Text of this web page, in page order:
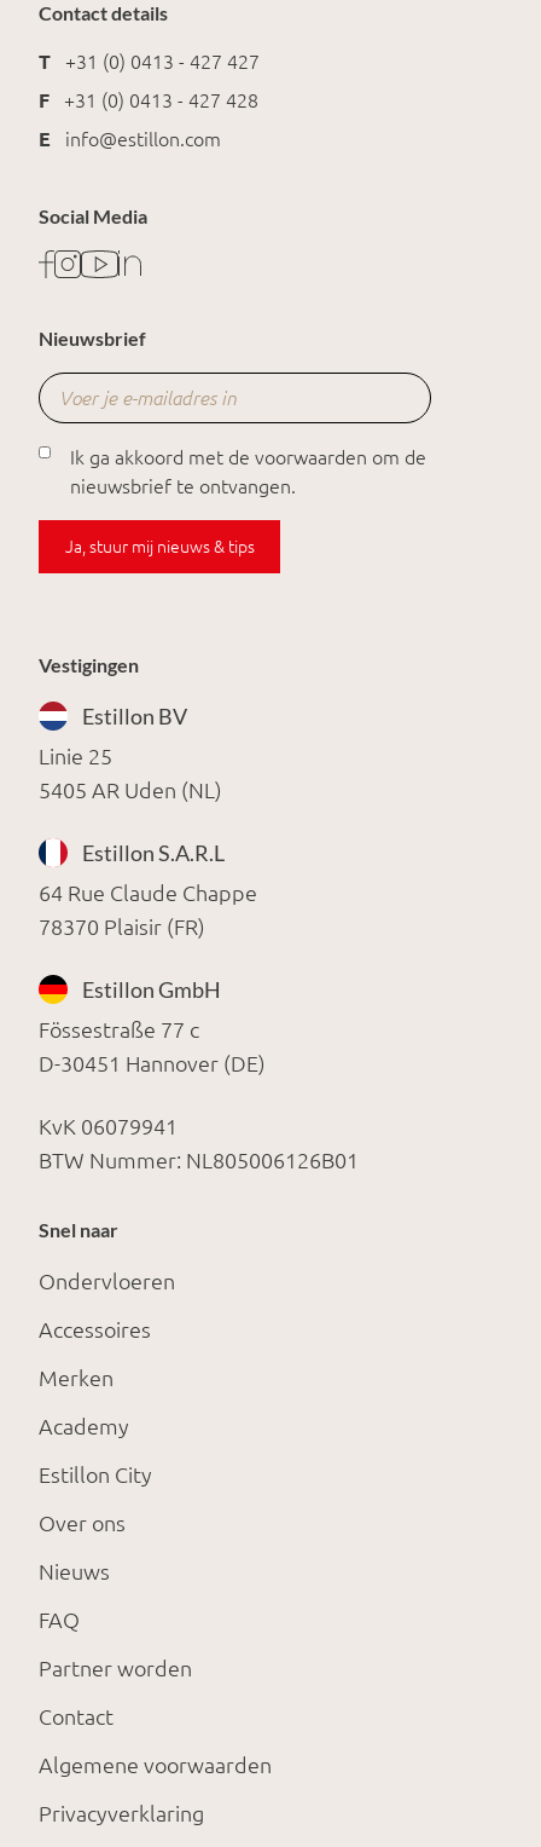
Contact details
T
+31 (0) 0413 - 427 427
F
+31 (0) 0413 - 427 428
E
info@estillon.com
Nieuwsbrief
Ik ga akkoord met de voorwaarden om de
nieuwsbrief te ontvangen.
Ja, stuur mij nieuws & tips
Social Media
Vestigingen
Estillon BV
Linie 25
5405 AR Uden (NL)
Estillon S.A.R.L
64 Rue Claude Chappe
78370 Plaisir (FR)
Estillon GmbH
Fössestraße 77 c
D-30451 Hannover (DE)
KvK 06079941
BTW Nummer: NL805006126B01
Snel naar
Ondervloeren
Accessoires
Merken
Academy
Estillon City
Over ons
Nieuws
FAQ
Partner worden
Contact
Algemene voorwaarden
Privacyverklaring